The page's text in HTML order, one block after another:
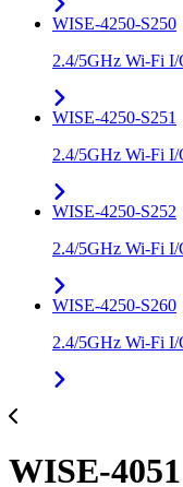
WISE-4250-S250
2.4/5GHz Wi-Fi
WISE-4250-S251
2.4/5GHz Wi-Fi
WISE-4250-S252
2.4/5GHz Wi-Fi
WISE-4250-S260
2.4/5GHz Wi-Fi
WISE-4051